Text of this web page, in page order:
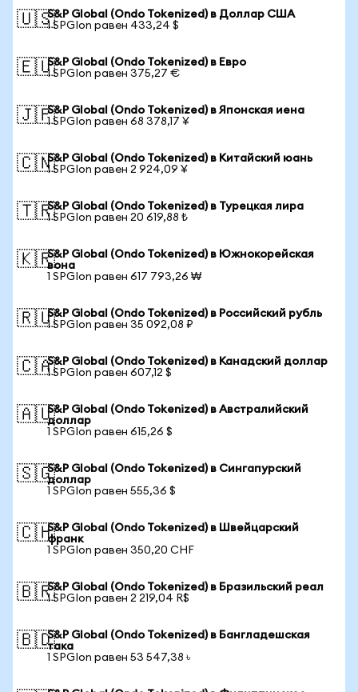
🇺🇸S&P Global (Ondo Tokenized) в Доллар США
1 SPGIon равен 433,24 $
🇪🇺S&P Global (Ondo Tokenized) в Евро
1 SPGIon равен 375,27 €
🇯🇵S&P Global (Ondo Tokenized) в Японская иена
1 SPGIon равен 68 378,17 ¥
🇨🇳S&P Global (Ondo Tokenized) в Китайский юань
1 SPGIon равен 2 924,09 ¥
🇹🇷S&P Global (Ondo Tokenized) в Турецкая лира
1 SPGIon равен 20 619,88 ₺
🇰🇷S&P Global (Ondo Tokenized) в Южнокорейская
вона
1 SPGIon равен 617 793,26 ₩
🇷🇺S&P Global (Ondo Tokenized) в Российский рубль
1 SPGIon равен 35 092,08 ₽
🇨🇦S&P Global (Ondo Tokenized) в Канадский доллар
1 SPGIon равен 607,12 $
🇦🇺S&P Global (Ondo Tokenized) в Австралийский
доллар
1 SPGIon равен 615,26 $
🇸🇬S&P Global (Ondo Tokenized) в Сингапурский
доллар
1 SPGIon равен 555,36 $
🇨🇭S&P Global (Ondo Tokenized) в Швейцарский
франк
1 SPGIon равен 350,20 CHF
🇧🇷S&P Global (Ondo Tokenized) в Бразильский реал
1 SPGIon равен 2 219,04 R$
🇧🇩S&P Global (Ondo Tokenized) в Бангладешская
така
1 SPGIon равен 53 547,38 ৳